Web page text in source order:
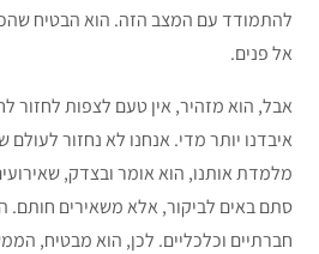
להתמודד עם המצב הזה. הוא הבטיח
אל פנים.
אבל, הוא מזהיר, אין טעם לצפות לחזור
איבדנו יותר מדי. אנחנו לא נחזור
מלמדת אותנו, הוא אומר ובצדק,
סתם באים לביקור, אלא משאירים חותם.
חברתיים וכלכליים. לכן, הוא מבטיח,